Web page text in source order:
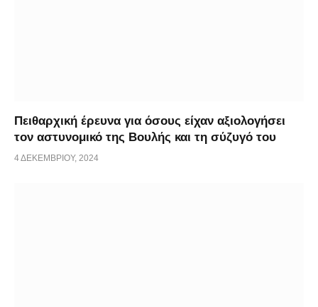
Πειθαρχική έρευνα για όσους είχαν αξιολογήσει
τον αστυνομικό της Βουλής και τη σύζυγό του
4 ΔΕΚΕΜΒΡΊΟΥ, 2024